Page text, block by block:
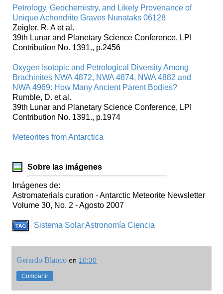
Petrology, Geochemistry, and Likely Provenance of
Unique Achondrite Graves Nunataks 06128
Zeigler, R. A et al.
39th Lunar and Planetary Science Conference, LPI
Contribution No. 1391., p.2456
Oxygen Isotopic and Petrological Diversity Among
Brachinites NWA 4872, NWA 4874, NWA 4882 and
NWA 4969: How Many Ancient Parent Bodies?
Rumble, D. et al.
39th Lunar and Planetary Science Conference, LPI
Contribution No. 1391., p.1974
Meteorites from Antarctica
Sobre las imágenes
Imágenes de:
Astromaterials curation - Antarctic Meteorite Newsletter
Volume 30, No. 2 - Agosto 2007
Sistema SolarAstronomía Ciencia
Gerardo Blanco en 10:30
Compartir